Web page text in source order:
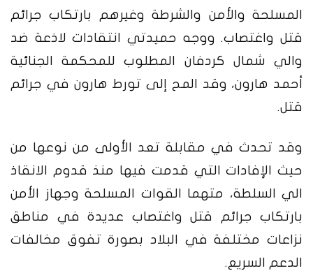
المسلحة والأمن والشرطة وغيرهم بارتكاب جرائم
قتل واغتصاب. ووجه حميدتي انتقادات لاذعة ضد
والي شمال كردفان المطلوب للمحكمة الجنائية
أحمد هارون، وقد المح إلى تورط هارون في جرائم
قتل.
وقد تحدث في مقابلة تعد الأولى من نوعها من
حيث الإفادات التي قدمت فيها منذ قدوم الانقاذ
الي السلطة، متهما القوات المسلحة وجهاز الأمن
بارتكاب جرائم قتل واغتصاب عديدة في مناطق
نزاعات مختلفة في البلاد بصورة تفوق مخالفات
الدعم السريع.